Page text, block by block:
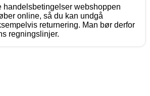
handelsbetingelser webshoppen
online, så du kan undgå
returnering. Man bør derfor
regningslinjer.